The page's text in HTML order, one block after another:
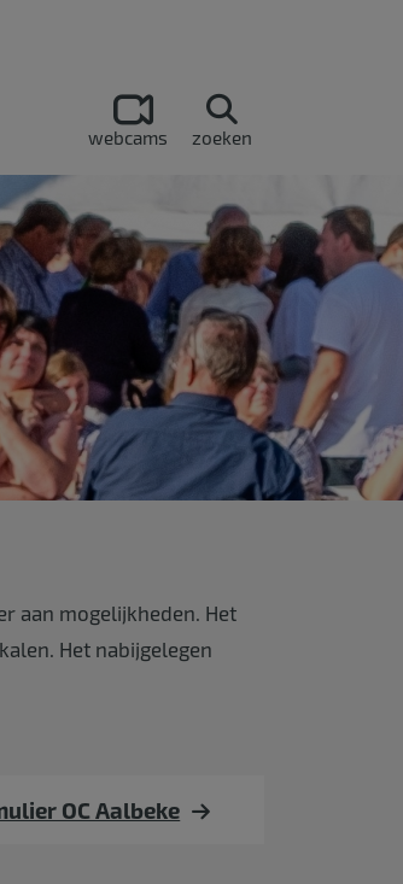
webcams zoeken
aan mogelijkheden. Het
Het nabijgelegen
OC Aalbeke